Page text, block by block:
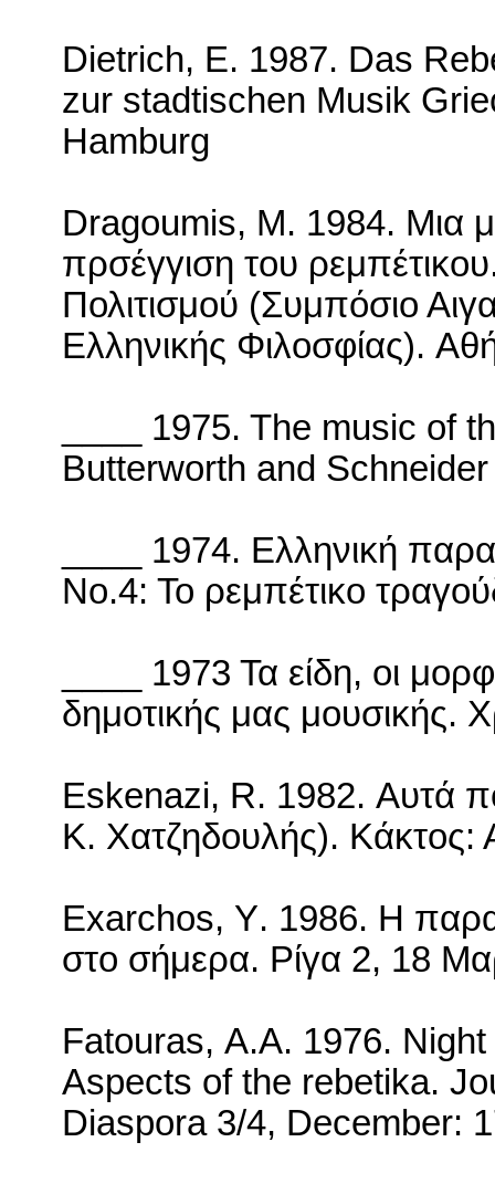
Dietrich, E. 1987. Das
zur stadtischen Musik
Hamburg
Dragoumis, M. 1984. Μια
πρσέγγιση του
Πολιτισμού (Συμπόσιο
Ελληνικής Φιλοσφίας).
____ 1975. The music of
Butterworth and
____ 1974. Ελληνική
Νο.4: Το ρεμπέτικο
____ 1973 Τα είδη, οι
δημοτικής μας μουσικής.
Eskenazi, R. 1982. Αυτά
Κ. Χατζηδουλής). Κάκτος:
Exarchos, Y. 1986. Η
στο σήμερα. Ρίγα 2, 18
Fatouras, A.A. 1976.
Aspects of the rebetika.
Diaspora 3/4, December: